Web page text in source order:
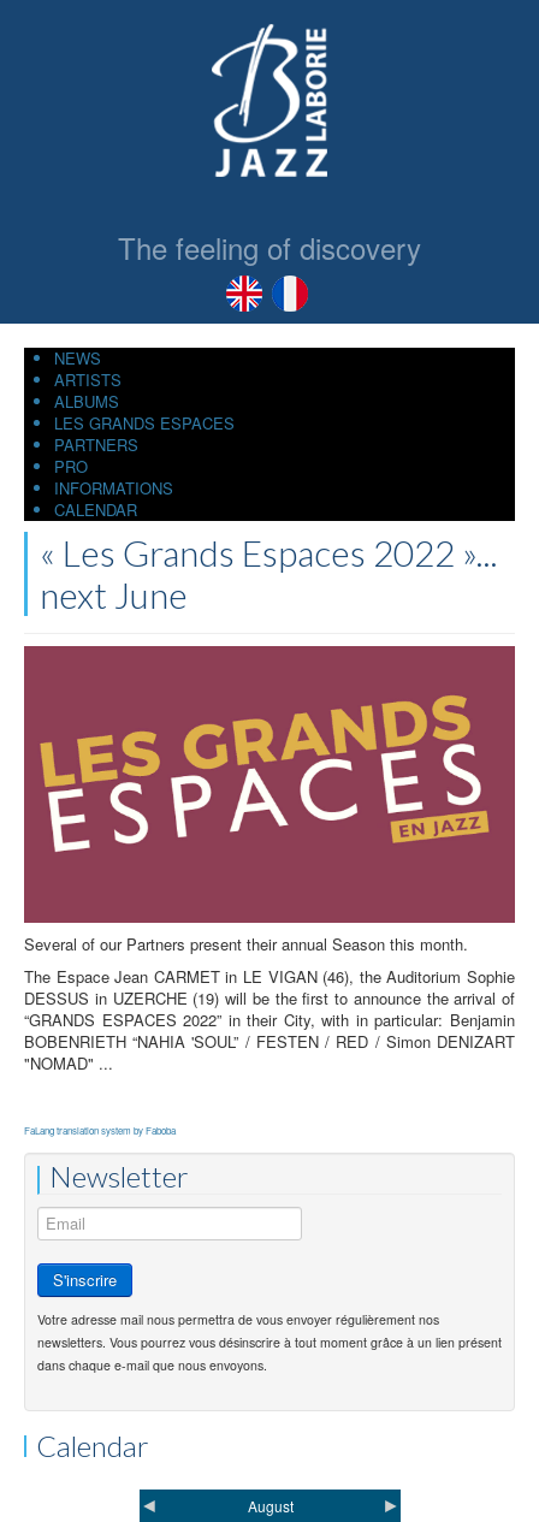
The feeling of discovery
NEWS
ARTISTS
ALBUMS
LES GRANDS ESPACES
PARTNERS
PRO
INFORMATIONS
CALENDAR
« Les Grands Espaces 2022 »...
next June
Several of our Partners present their annual Season this month.
The Espace Jean CARMET in LE VIGAN (46), the Auditorium Sophie
DESSUS in UZERCHE (19) will be the first to announce the arrival of
“GRANDS ESPACES 2022” in their City, with in particular: Benjamin
BOBENRIETH “NAHIA 'SOUL” / FESTEN / RED / Simon DENIZART
"NOMAD" ...
FaLang translation system by Faboba
Newsletter
Votre adresse mail nous permettra de vous envoyer régulièrement nos
newsletters. Vous pourrez vous désinscrire à tout moment grâce à un lien présent
dans chaque e-mail que nous envoyons.
Calendar
◄ August ►